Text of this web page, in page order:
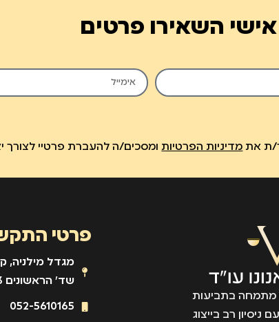
אישי השאירו פרטים
ת את מדיניות הפרטיותומסכים/ה להעברת פרטיי לצורך
מתמחה בתביעות
ניסיון רב בייצוג
פרטי
שד' הראשונים 23 ראשון לציון
052-5610165